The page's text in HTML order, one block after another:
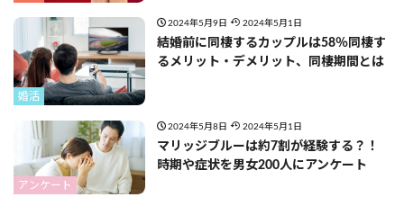
婚活
2024年5月9日 2024年5月1日
結婚前に同棲するカップルは58％同棲す
るメリット・デメリット、同棲期間とは
アンケート
2024年5月8日 2024年5月1日
マリッジブルーは約7割が経験する？！
時期や症状を男女200人にアンケート